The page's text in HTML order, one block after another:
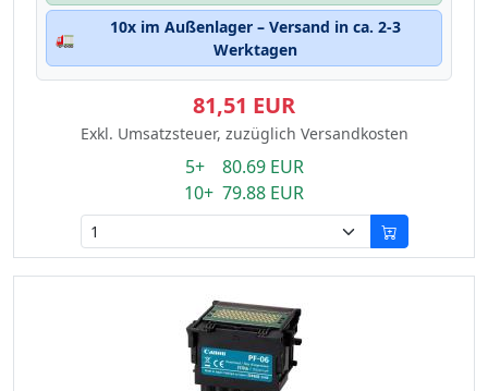
🚛
10x im Außenlager – Versand in ca. 2-3
Werktagen
81,51 EUR
Exkl. Umsatzsteuer, zuzüglich Versandkosten
5+ 80.69 EUR
10+ 79.88 EUR